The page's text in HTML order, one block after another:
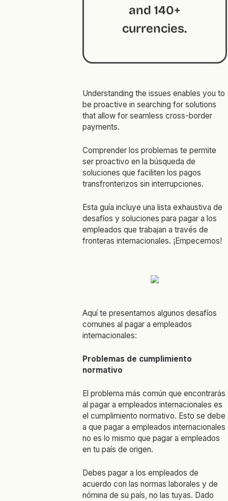
and 140+
currencies.
Understanding the issues enables you to
be proactive in searching for solutions
that allow for seamless cross-border
payments.
Comprender los problemas te permite
ser proactivo en la búsqueda de
soluciones que faciliten los pagos
transfronterizos sin interrupciones.
Esta guía incluye una lista exhaustiva de
desafíos y soluciones para pagar a los
empleados que trabajan a través de
fronteras internacionales. ¡Empecemos!
Aquí te presentamos algunos desafíos
comunes al pagar a empleados
internacionales:
Problemas de cumplimiento
normativo
El problema más común que encontrarás
al pagar a empleados internacionales es
el cumplimiento normativo. Esto se debe
a que pagar a empleados internacionales
no es lo mismo que pagar a empleados
en tu país de origen.
Debes pagar a los empleados de
acuerdo con las normas laborales y de
nómina de su país, no las tuyas. Dado